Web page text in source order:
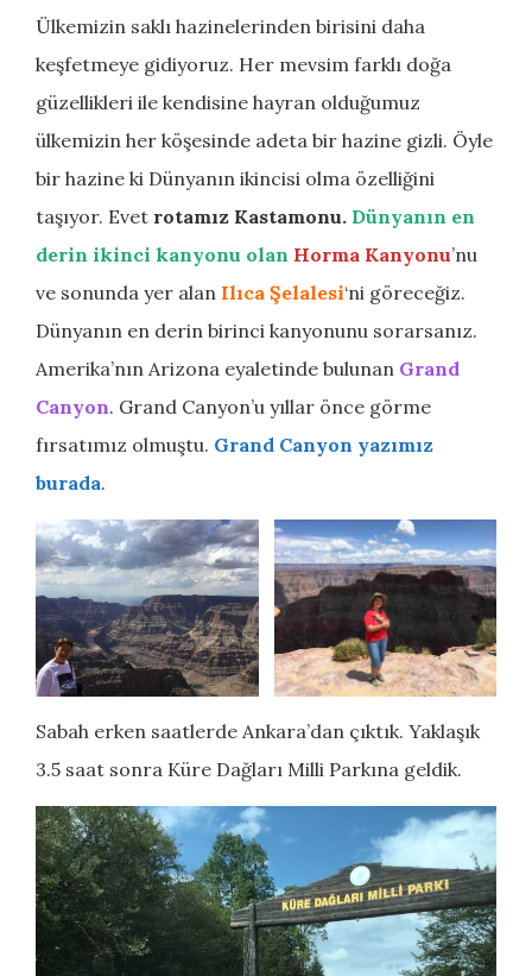
Ülkemizin saklı hazinelerinden birisini daha
keşfetmeye gidiyoruz. Her mevsim farklı doğa
güzellikleri ile kendisine hayran olduğumuz
ülkemizin her köşesinde adeta bir hazine gizli. Öyle
bir hazine ki Dünyanın ikincisi olma özelliğini
taşıyor. Evet rotamız Kastamonu. Dünyanın en
derin ikinci kanyonu olan Horma Kanyonu’nu
ve sonunda yer alan Ilıca Şelalesi‘ni göreceğiz.
Dünyanın en derin birinci kanyonunu sorarsanız.
Amerika’nın Arizona eyaletinde bulunan Grand
Canyon. Grand Canyon’u yıllar önce görme
fırsatımız olmuştu. Grand Canyon yazımız
burada.
Sabah erken saatlerde Ankara’dan çıktık. Yaklaşık
3.5 saat sonra Küre Dağları Milli Parkına geldik.